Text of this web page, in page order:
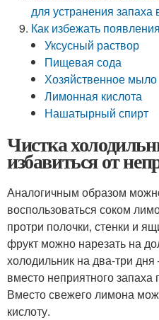
для устранения запаха
Как избежать
Уксусный раствор
Пищевая сода
Хозяйственное мыло
Лимонная кислота
Нашатырный спирт
Чистка
избавиться от
Аналогичным образом
воспользоваться соком
протри полочки, стенки и
фрукт можно нарезать на
холодильник на два-три дня
вместо неприятного
Вместо свежего лимона
кислоту.